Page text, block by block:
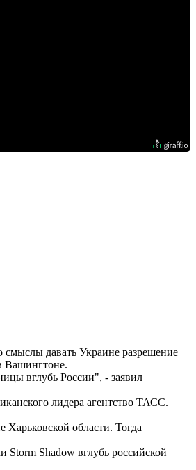
давать Украине разрешение
Вашингтоне.
вглубь России", - заявил
лидера агентство ТАСС.
области. Тогда
Shadow вглубь российской